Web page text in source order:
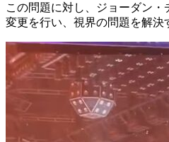
この問題に対し、ジョーダン
変更を行い、視界の問題を解決